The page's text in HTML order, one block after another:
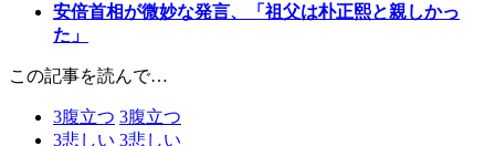
安倍首相が微妙な発言、「祖父は朴正熙と親しかっ
た」
この記事を読んで…
3腹立つ 3腹立つ
3悲しい 3悲しい